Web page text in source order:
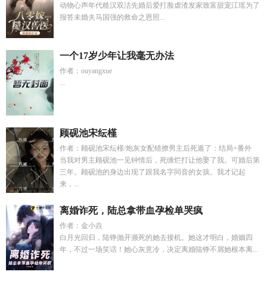
动物心声年代糙汉双洁先婚后爱打脸虐渣发家致富甜宠江瑶为了
报答未婚夫马国强的救命之恩照...
一个17岁少年让我毫无办法
作者：ouyangxue
...
顾砚池宋纭槿
作者：顾砚池宋纭槿/炮灰女配错撩男主后死遁了：结局+番外
当我对男主顾砚池一见钟情后，死缠烂打让他娶了我。可婚后第
三年。顾砚池的身边出现了跟我名字同音的女孩。我才记起
来，...
离婚诈死，陆总拿带血孕检单哭疯
作者：金小垚
白月光回归，陆铮抛开濒死的她去接机。她这才明白，婚姻四
年，不过一场笑话！她心灰意冷，决定离婚陆铮不屑她根本离...